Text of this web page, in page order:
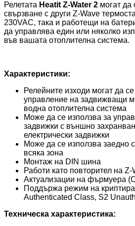
Релетата Heatit Z-Water 2 могат да
свързване с други Z-Wave
230VAC, така и работещи на
да управлява един или няколко
във вашата отоплителна система.
Характеристики:
Релейните изходи могат да
управление на задвижващи
водна отоплителна система
Може да се използва за
задвижки с външно
електрически задвижки
Може да се използва заедно
всяка зона
Монтаж на DIN шина
Работи като повторител на Z-
Актуализации на фърмуера
Поддържа режим на
Authenticated Class, S2
Техническа характеристика: